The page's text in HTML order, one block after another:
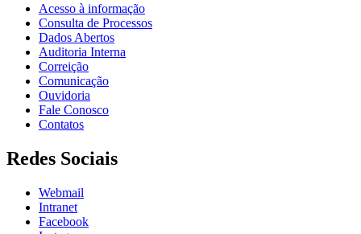
Acesso à informação
Consulta de Processos
Dados Abertos
Auditoria Interna
Correição
Comunicação
Ouvidoria
Fale Conosco
Contatos
Redes Sociais
Webmail
Intranet
Facebook